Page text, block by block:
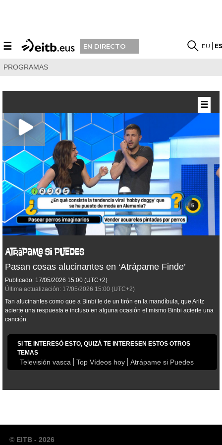
☰ EN DIRECTO EU
PROGRAMAS
Pasan cosas alucinantes en ‘Atrápame Finde’
Publicado: 17/05/2026 15:00 (UTC+2)
Última actualización: 17/05/2026 15:00 (UTC+2)
Tan alucinantes como que a Binbi le de un tirón en la mandíbula, que Aritz
acierte una respuesta e incluso en alguna ocasión el mismo Binbi acierte una
canción.
SI TE INTERESÓ ESTO, QUIZÁ TE INTERESEN ESTOS OTROS
TEMAS
Televisión vasca Top Vídeos hoy Atrápame si Puedes
☰
© EITB - 2026